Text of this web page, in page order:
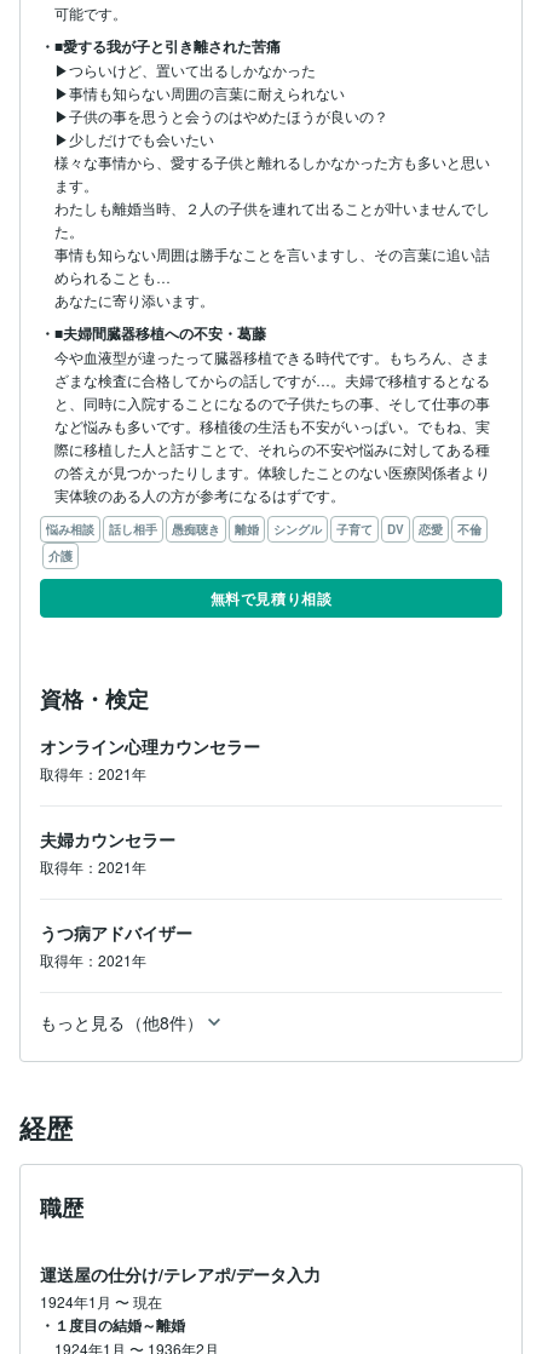
可能です。
・■愛する我が子と引き離された苦痛
▶つらいけど、置いて出るしかなかった
▶事情も知らない周囲の言葉に耐えられない
▶子供の事を思うと会うのはやめたほうが良いの？
▶少しだけでも会いたい
様々な事情から、愛する子供と離れるしかなかった方も多いと思い
ます。
わたしも離婚当時、２人の子供を連れて出ることが叶いませんでし
た。
事情も知らない周囲は勝手なことを言いますし、その言葉に追い詰
められることも…
あなたに寄り添います。
・■夫婦間臓器移植への不安・葛藤
今や血液型が違ったって臓器移植できる時代です。もちろん、さま
ざまな検査に合格してからの話しですが…。夫婦で移植するとなる
と、同時に入院することになるので子供たちの事、そして仕事の事
など悩みも多いです。移植後の生活も不安がいっぱい。でもね、実
際に移植した人と話すことで、それらの不安や悩みに対してある種
の答えが見つかったりします。体験したことのない医療関係者より
実体験のある人の方が参考になるはずです。
悩み相談 話し相手 愚痴聴き 離婚 シングル 子育て DV 恋愛
不倫
介護
無料で見積り相談
資格・検定
オンライン心理カウンセラー
取得年：2021年
夫婦カウンセラー
取得年：2021年
うつ病アドバイザー
取得年：2021年
もっと見る（他8件）
経歴
職歴
運送屋の仕分け/テレアポ/データ入力
1924年1月 〜現在
・１度目の結婚～離婚
1924年1月 〜 1936年2月